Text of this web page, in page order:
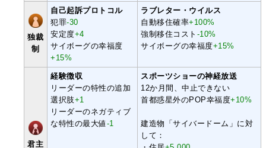
独裁
制
自己起訴プロトコル
犯罪-30
安定度+4
サイボーグの幸福度
+15%
ラブレター・ウイルス
自動移住確率+100%
強制移住コスト -10%
サイボーグの幸福度+15%
君主
経験徴収
リーダーの特性の追加
選択肢+1
リーダーのネガティブ
な特性の最大値-1
スポーツショーの神経放送
12か月間、中止できない
首都惑星外のPOP幸福度+10%
建造物「サイバードーム」に対
して：